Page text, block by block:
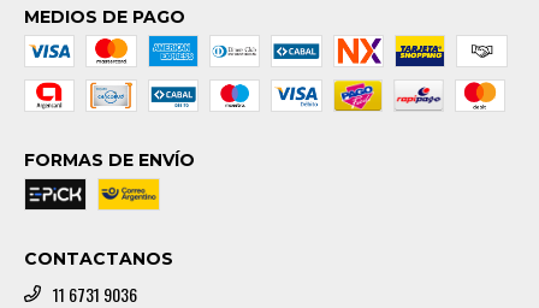
MEDIOS DE PAGO
FORMAS DE ENVÍO
CONTACTANOS
11 6731 9036